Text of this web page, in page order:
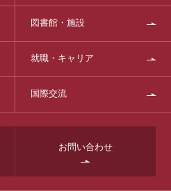
図書館・施設
就職・キャリア
国際交流
お問い合わせ